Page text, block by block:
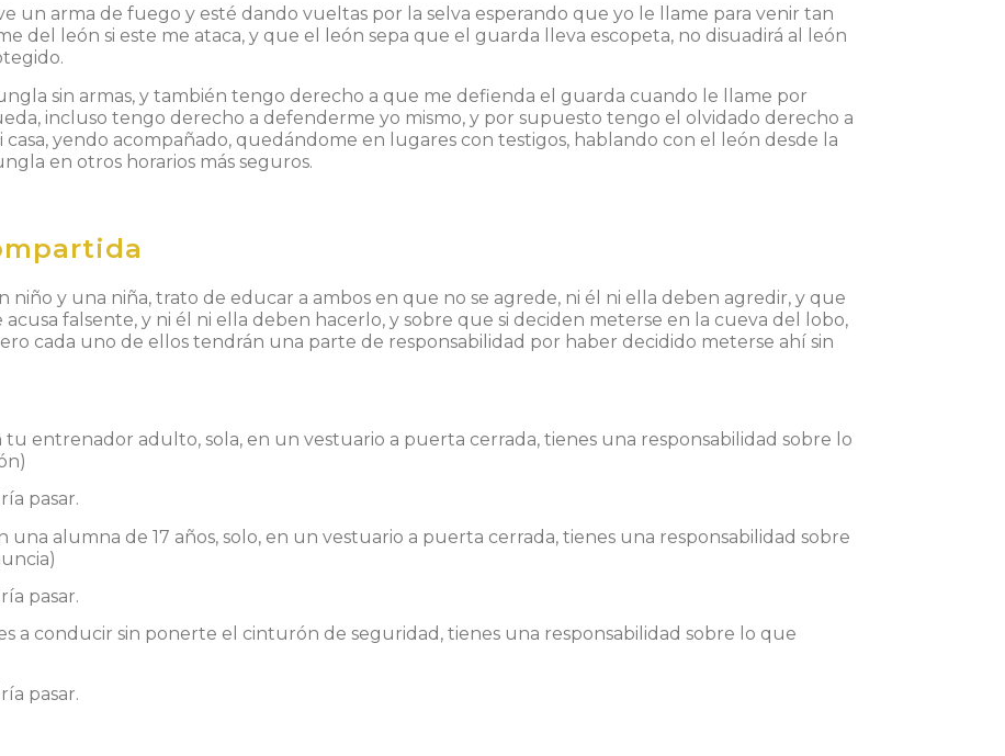
un arma de fuego y esté dando vueltas por la selva esperando que yo le llame para venir tan
del león si este me ataca, y que el león sepa que el guarda lleva escopeta, no disuadirá al león
sin armas, y también tengo derecho a que me defienda el guarda cuando le llame por
incluso tengo derecho a defenderme yo mismo, y por supuesto tengo el olvidado derecho a
yendo acompañado, quedándome en lugares con testigos, hablando con el león desde la
en otros horarios más seguros.
niño y una niña, trato de educar a ambos en que no se agrede, ni él ni ella deben agredir, y que
falsente, y ni él ni ella deben hacerlo, y sobre que si deciden meterse en la cueva del lobo,
cada uno de ellos tendrán una parte de responsabilidad por haber decidido meterse ahí sin
tu entrenador adulto, sola, en un vestuario a puerta cerrada, tienes una responsabilidad sobre lo
pasar.
una alumna de 17 años, solo, en un vestuario a puerta cerrada, tienes una responsabilidad sobre
pasar.
a conducir sin ponerte el cinturón de seguridad, tienes una responsabilidad sobre lo que
pasar.